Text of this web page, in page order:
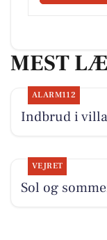
MEST
ALARM112
Indbrud i
VEJRET
Sol og